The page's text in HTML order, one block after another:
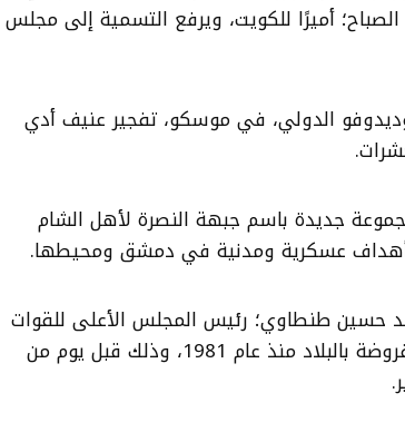
أميرًا للكويت، ويرفع التسمية إلى مجلس
دوموديدوفو الدولي، في موسكو، تفجير عنيف أدي
باسم مجموعة جديدة باسم جبهة النصرة لأهل الشام
عسكرية ومدنية في دمشق ومحيطها.
محمد حسين طنطاوي؛ رئيس المجلس الأعلى للقوات
المسلحة، إنهاء حالة الطوارئ المفروضة بالبلاد منذ عام 1981، وذلك قبل يوم من